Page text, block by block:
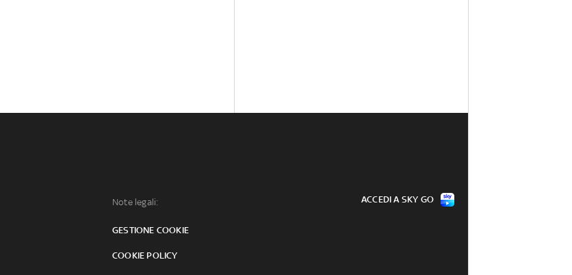
Note legali:
GESTIONE COOKIE
COOKIE POLICY
ACCEDI A SKY GO